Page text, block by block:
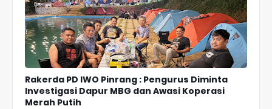
Rakerda PD IWO Pinrang : Pengurus Diminta
Investigasi Dapur MBG dan Awasi Koperasi
Merah Putih